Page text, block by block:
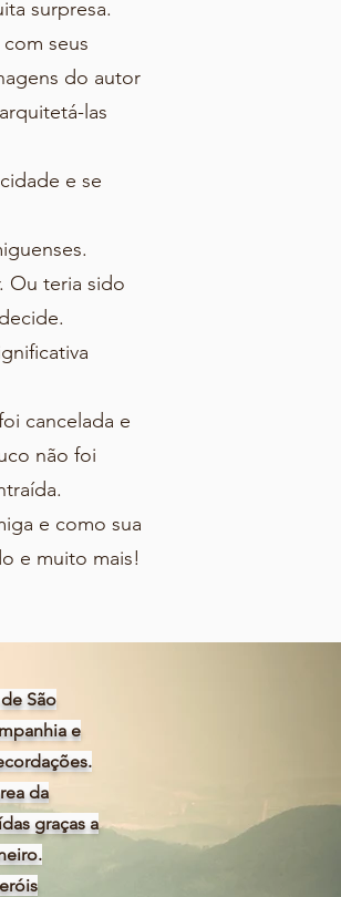
surpresa.
seus
do autor
las
e se
Ou teria sido
cancelada e
não foi
e como sua
e muito mais!
São
e
da
graças a